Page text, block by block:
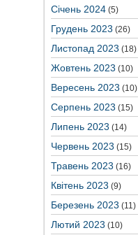
Січень 2024(5)
Грудень 2023 (26)
Листопад 2023 (18)
Жовтень 2023 (10)
Вересень 2023 (10)
Серпень 2023 (15)
Липень 2023 (14)
Червень 2023 (15)
Травень 2023 (16)
Квітень 2023 (9)
Березень 2023 (11)
Лютий 2023 (10)